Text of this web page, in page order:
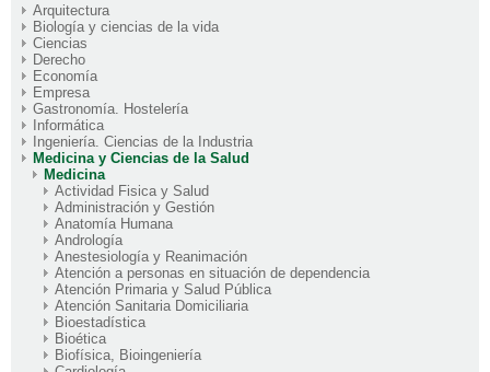
Arquitectura
Biología y ciencias de la vida
Ciencias
Derecho
Economía
Empresa
Gastronomía. Hostelería
Informática
Ingeniería. Ciencias de la Industria
Medicina y Ciencias de la Salud
Medicina
Actividad Fisica y Salud
Administración y Gestión
Anatomía Humana
Andrología
Anestesiología y Reanimación
Atención a personas en situación de dependencia
Atención Primaria y Salud Pública
Atención Sanitaria Domiciliaria
Bioestadística
Bioética
Biofísica, Bioingeniería